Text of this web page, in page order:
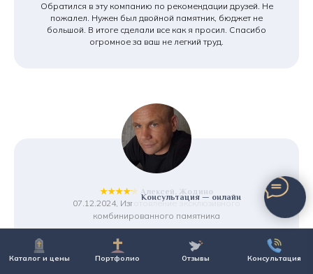
Каталог и цены Портфолио Отзывы Консультация
Консультация — онлайн
Обратился в эту компанию по рекомендации друзей. Не
пожалел. Нужен был двойной памятник, бюджет не
большой. В итоге сделали все как я просил. Спасибо
огромное за ваш не легкий труд.
★★★★★ Алексей, Жодино
07.12.2024, Изготовление эксклюзивного
комбинированного памятника
В этой компании мы ставим уже второй памятник.
Устраивает и соотношение цена/качество, и главное
отношение к делу ее сотрудников. У монтажников просто